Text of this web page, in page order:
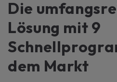
Die
Lösung mit 9
dem Markt